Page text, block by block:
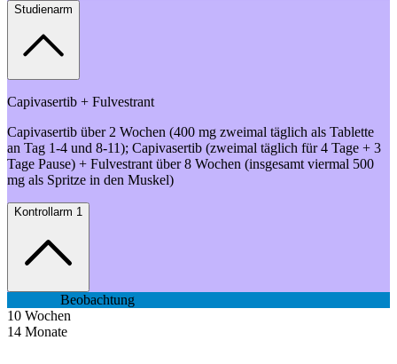
Studienarm
Capivasertib + Fulvestrant
Capivasertib über 2 Wochen (400 mg zweimal täglich als Tablette
an Tag 1-4 und 8-11); Capivasertib (zweimal täglich für 4 Tage + 3
Tage Pause) + Fulvestrant über 8 Wochen (insgesamt viermal 500
mg als Spritze in den Muskel)
Kontrollarm 1
Beobachtung
10 Wochen
14 Monate